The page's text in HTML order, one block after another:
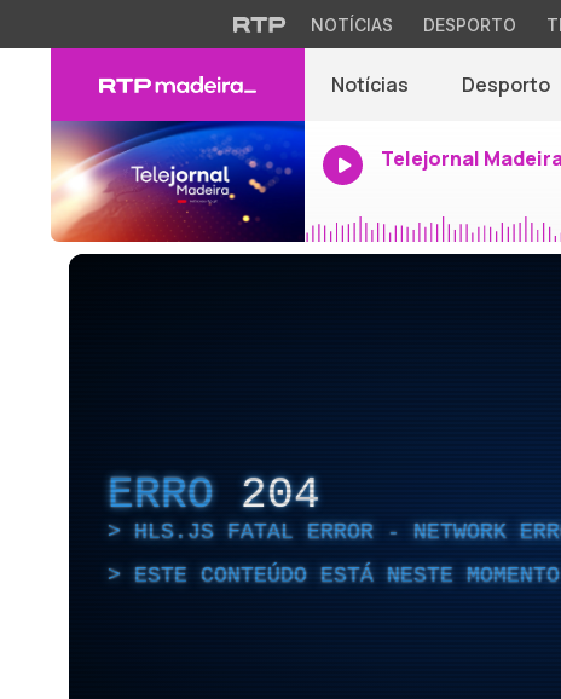
NOTÍCIAS DESPORTO
Notícias Desporto
Telejornal
ERRO 204
HLS.JS FATAL ERROR - NETWORK
ESTE CONTEÚDO ESTÁ NESTE